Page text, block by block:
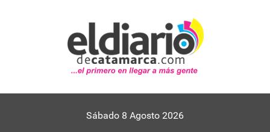
Sábado 8 Agosto 2026